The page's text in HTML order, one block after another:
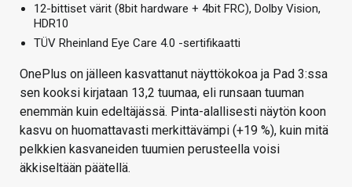
12-bittiset värit (8bit hardware + 4bit FRC), Dolby Vision,
HDR10
TÜV Rheinland Eye Care 4.0 -sertifikaatti
OnePlus on jälleen kasvattanut näyttökokoa ja Pad 3:ssa
sen kooksi kirjataan 13,2 tuumaa, eli runsaan tuuman
enemmän kuin edeltäjässä. Pinta-alallisesti näytön koon
kasvu on huomattavasti merkittävämpi (+19 %), kuin mitä
pelkkien kasvaneiden tuumien perusteella voisi
äkkiseltään päätellä.